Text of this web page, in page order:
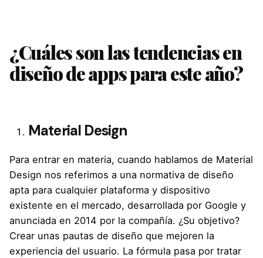
¿Cuáles son las tendencias en
diseño de apps para este año?
Material Design
Para entrar en materia, cuando hablamos de Material
Design nos referimos a una normativa de diseño
apta para cualquier plataforma y dispositivo
existente en el mercado, desarrollada por Google y
anunciada en 2014 por la compañía. ¿Su objetivo?
Crear unas pautas de diseño que mejoren la
experiencia del usuario. La fórmula pasa por tratar